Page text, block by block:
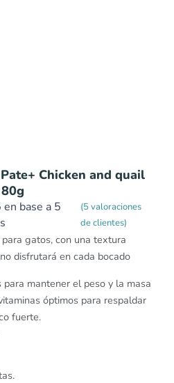
Chicken and quail
en base a 5
(5valoraciones
de clientes)
gatos, con una textura
disfrutará en cada bocado
para mantener el peso y la masa
óptimos para respaldar
fuerte.